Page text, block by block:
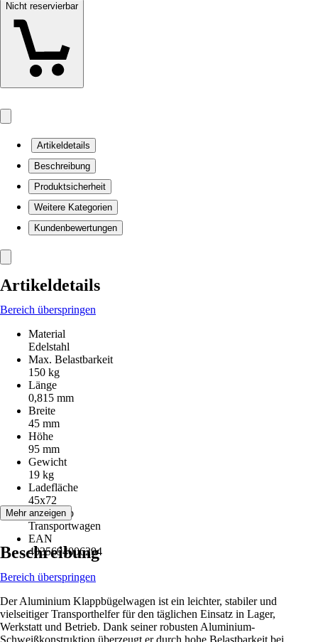
Nicht reservierbar
Artikeldetails
Beschreibung
Produktsicherheit
Weitere Kategorien
Kundenbewertungen
Artikeldetails
Bereich überspringen
Material
Edelstahl
Max. Belastbarkeit
150 kg
Länge
0,815 mm
Breite
45 mm
Höhe
95 mm
Gewicht
19 kg
Ladefläche
45x72
Artikeltyp
Transportwagen
EAN
4035694006294
Mehr anzeigen
Beschreibung
Bereich überspringen
Der Aluminium Klappbügelwagen ist ein leichter, stabiler und
vielseitiger Transporthelfer für den täglichen Einsatz in Lager,
Werkstatt und Betrieb. Dank seiner robusten Aluminium-
Schweißkonstruktion überzeugt er durch hohe Belastbarkeit bei